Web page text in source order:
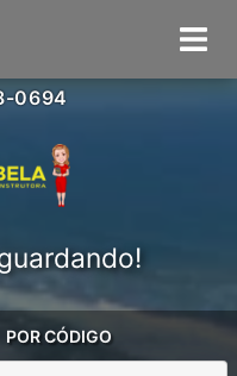
0694
POR CÓDIGO